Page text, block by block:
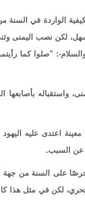
الواردة في
لكن نصب اليمنى
: "صلوا كما
بأصابعها
اعتدى عليه اليهود
عن السبب.
على السنة من جهة
لكن في مثل هذا كان